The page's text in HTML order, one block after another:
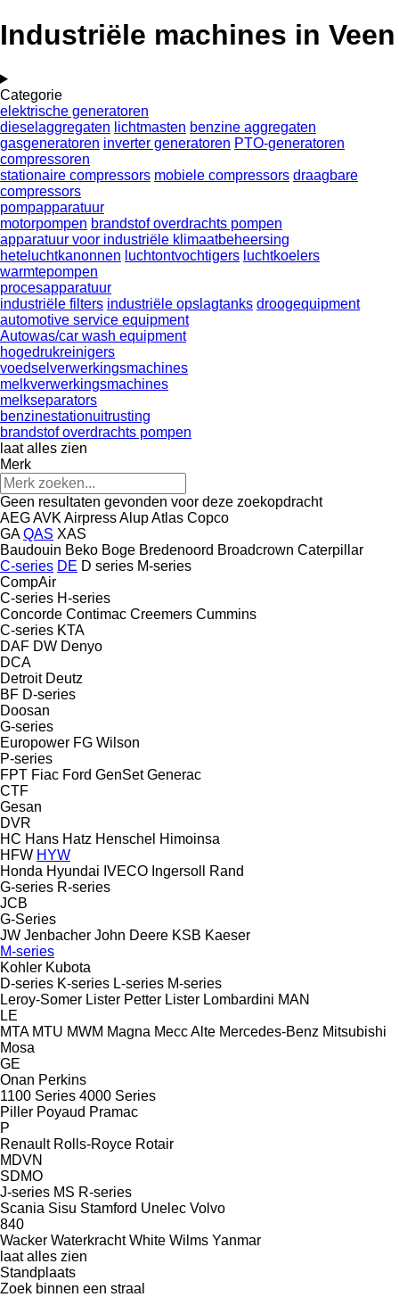
Industriële machines in Veen
Categorie
elektrische generatoren
dieselaggregaten lichtmasten benzine aggregaten
gasgeneratoren inverter generatoren PTO-generatoren
compressoren
stationaire compressors mobiele compressors draagbare
compressors
pompapparatuur
motorpompen brandstof overdrachts pompen
apparatuur voor industriële klimaatbeheersing
heteluchtkanonnen luchtontvochtigers luchtkoelers
warmtepompen
procesapparatuur
industriële filters industriële opslagtanks droogequipment
automotive service equipment
Autowas/car wash equipment
hogedrukreinigers
voedselverwerkingsmachines
melkverwerkingsmachines
melkseparators
benzinestationuitrusting
brandstof overdrachts pompen
laat alles zien
Merk
Geen resultaten gevonden voor deze zoekopdracht
AEGAVK AirpressAlupAtlas Copco
GA QAS XAS
Baudouin Beko Boge Bredenoord Broadcrown Caterpillar
C-series DE D series M-series
CompAir
C-series H-series
Concorde Contimac Creemers Cummins
C-series KTA
DAF DW Denyo
DCA
Detroit Deutz
BF D-series
Doosan
G-series
Europower FG Wilson
P-series
FPT Fiac Ford GenSet Generac
CTF
Gesan
DVR
HC Hans Hatz Henschel Himoinsa
HFW HYW
Honda Hyundai IVECO Ingersoll Rand
G-series R-series
JCB
G-Series
JW Jenbacher John Deere KSB Kaeser
M-series
Kohler Kubota
D-series K-series L-series M-series
Leroy-Somer Lister Petter Lister Lombardini MAN
LE
MTA MTU MWM Magna Mecc Alte Mercedes-Benz Mitsubishi
Mosa
GE
Onan Perkins
1100 Series 4000 Series
Piller Poyaud Pramac
P
Renault Rolls-Royce Rotair
MDVN
SDMO
J-series MS R-series
Scania Sisu Stamford Unelec Volvo
840
Wacker Waterkracht White Wilms Yanmar
laat alles zien
Standplaats
Zoek binnen een straal